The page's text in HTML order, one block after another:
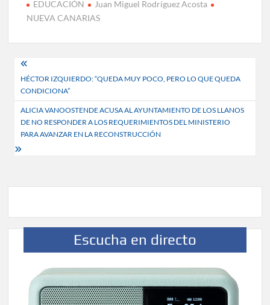
EDUCACIÓN
Juan Miguel Rodríguez Acosta
NUEVA CANARIAS
Navegación
de
entradas
HÉCTOR IZQUIERDO: “QUEDA MUY POCO, PERO LO QUE QUEDA
CONDICIONA”
ALICIA VANOOSTENDE ACUSA AL AYUNTAMIENTO DE LOS LLANOS
DE NO RESPONDER A LOS REQUERIMIENTOS DEL MINISTERIO
PARA AVANZAR EN LA RECONSTRUCCIÓN
Escucha en directo